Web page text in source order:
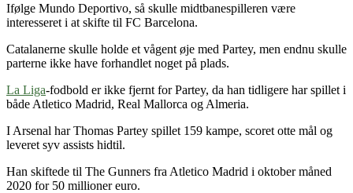
Ifølge Mundo Deportivo, så skulle midtbanespilleren være
interesseret i at skifte til FC Barcelona.
Catalanerne skulle holde et vågent øje med Partey, men endnu skulle
parterne ikke have forhandlet noget på plads.
La Liga-fodbold er ikke fjernt for Partey, da han tidligere har spillet i
både Atletico Madrid, Real Mallorca og Almeria.
I Arsenal har Thomas Partey spillet 159 kampe, scoret otte mål og
leveret syv assists hidtil.
Han skiftede til The Gunners fra Atletico Madrid i oktober måned
2020 for 50 millioner euro.